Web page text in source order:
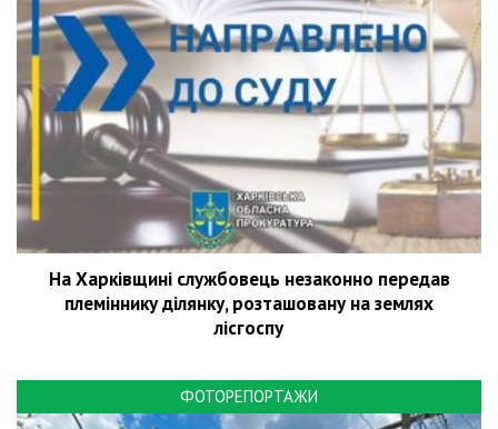
На Харківщині службовець незаконно передав
племіннику ділянку, розташовану на землях
лісгоспу
ФОТОРЕПОРТАЖИ